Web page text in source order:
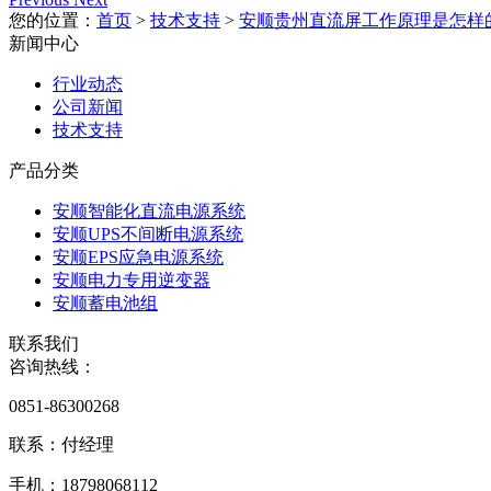
您的位置： 首页 > 技术支持 > 安顺贵州直流屏工作原理是怎样
新闻中心
行业动态
公司新闻
技术支持
产品分类
安顺智能化直流电源系统
安顺UPS不间断电源系统
安顺EPS应急电源系统
安顺电力专用逆变器
安顺蓄电池组
联系我们
咨询热线：
0851-86300268
联系：付经理
手机：18798068112